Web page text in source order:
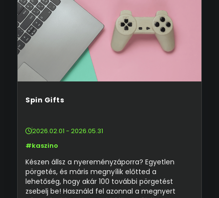
Spin Gifts
2026.02.01 - 2026.05.31
#kaszino
Készen állsz a nyereményzáporra? Egyetlen
pörgetés, és máris megnyílik előtted a
lehetőség, hogy akár 100 további pörgetést
zsebelj be! Használd fel azonnal a megnyert